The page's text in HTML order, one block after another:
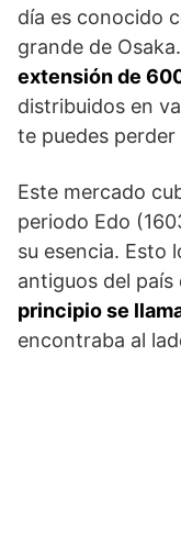
día es conocido
grande de
extensión de
distribuidos en
te puedes
Este mercado
periodo Edo
su esencia. Esto
antiguos del país
principio se
encontraba al